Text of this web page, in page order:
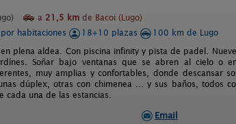
a 21,5 km de Bacoi (Lugo)
habitaciones
18+10 plazas
100 km de Lugo
plena aldea. Con piscina infinity y pista de padel.
Soñar bajo ventanas que se abren al cielo o
muy amplias y confortables, donde descansar
dúplex, otras con chimenea … y sus baños, todos
una de las estancias.
Email